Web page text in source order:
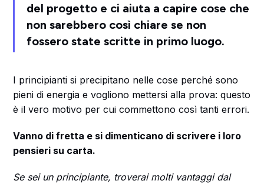
del progetto e ci aiuta a capire cose che
non sarebbero così chiare se non
fossero state scritte in primo luogo.
I principianti si precipitano nelle cose perché sono
pieni di energia e vogliono mettersi alla prova: questo
è il vero motivo per cui commettono così tanti errori.
Vanno di fretta e si dimenticano di scrivere i loro
pensieri su carta.
Se sei un principiante, troverai molti vantaggi dal